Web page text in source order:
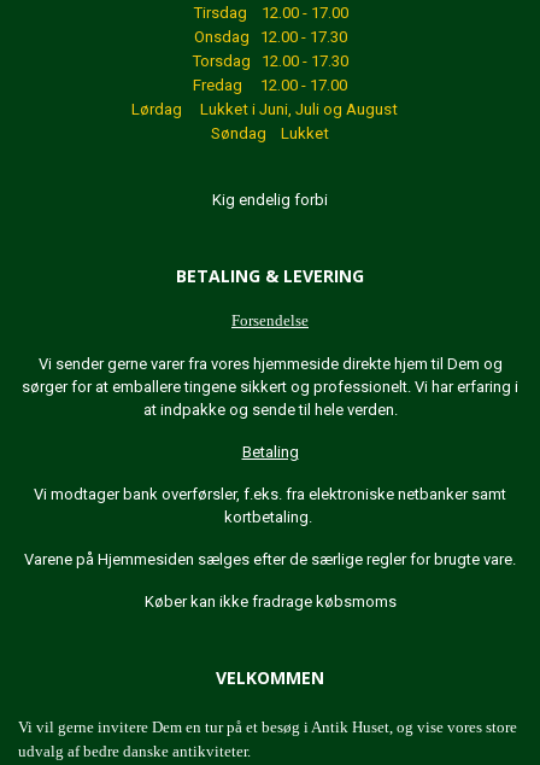
Tirsdag 12.00 - 17.00
Onsdag 12.00 - 17.30
Torsdag 12.00 - 17.30
Fredag 12.00 - 17.00
Lørdag Lukket i Juni, Juli og August
Søndag Lukket
Kig endelig forbi
BETALING & LEVERING
Forsendelse
Vi sender gerne varer fra vores hjemmeside direkte hjem til Dem og
sørger for at emballere tingene sikkert og professionelt. Vi har erfaring i
at indpakke og sende til hele verden.
Betaling
Vi modtager bank overførsler, f.eks. fra elektroniske netbanker samt
kortbetaling.
Varene på Hjemmesiden sælges efter de særlige regler for brugte vare.
Køber kan ikke fradrage købsmoms
VELKOMMEN
Vi vil gerne invitere Dem en tur på et besøg i Antik Huset, og vise vores store
udvalg af bedre danske antikviteter.